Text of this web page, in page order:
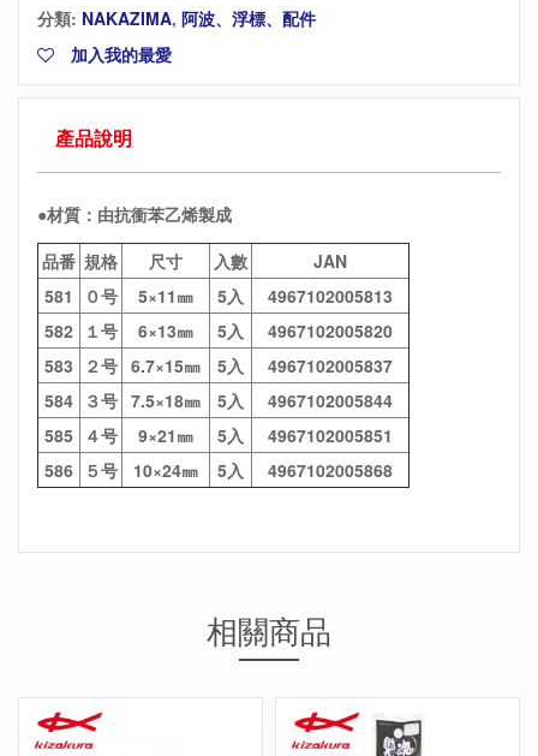
分類: NAKAZIMA, 阿波、浮標、配件
加入我的最愛
產品說明
●材質：由抗衝苯乙烯製成
品番 規格 尺寸 入數
JAN
581
０号 5×11㎜ 5入
4967102005813
582 １号 6×13㎜ 5入
4967102005820
583
２号 6.7×15㎜ 5入
4967102005837
584 ３号 7.5×18㎜ 5入
4967102005844
585 ４号 9×21㎜ 5入
4967102005851
586 ５号 10×24㎜ 5入 4967102005868
相關商品